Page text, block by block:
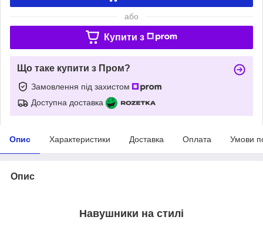
або
Купити з
Що таке купити з Пром?
Замовлення під захистом
Доступна доставка
Опис Характеристики Доставка Оплата Умови
Опис
Навушники на стилі